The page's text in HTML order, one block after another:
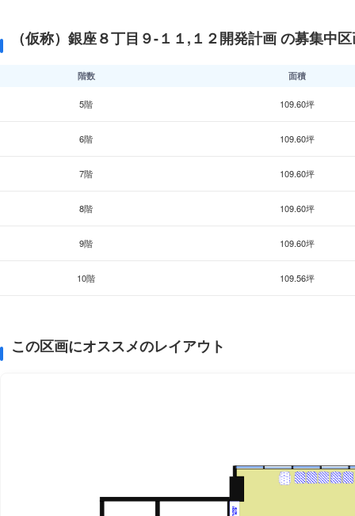
（仮称）銀座８丁目９-１１,１２開発計画 の募集中
階数 面積
5階 109.60坪
6階 109.60坪
7階 109.60坪
8階 109.60坪
9階 109.60坪
10階 109.56坪
この区画にオススメのレイアウト